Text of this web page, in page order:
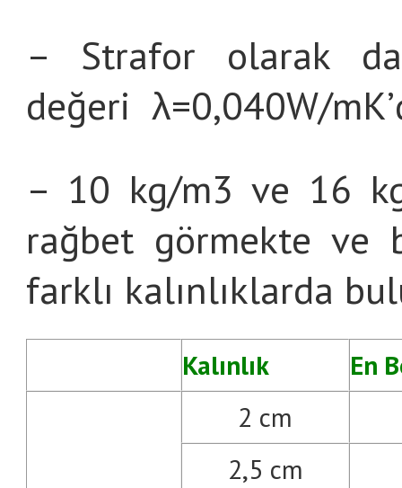
– Strafor olarak
değeri λ=0,040W/
– 10 kg/m3 ve 16
rağbet görmekte ve
farklı kalınlıklarda
Kalınlık En
2 cm
2,5 cm